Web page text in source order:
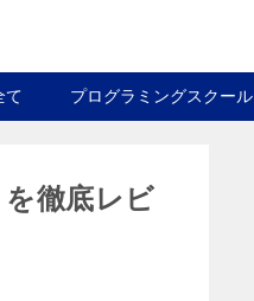
て プログラミングスクール
徹底レビ